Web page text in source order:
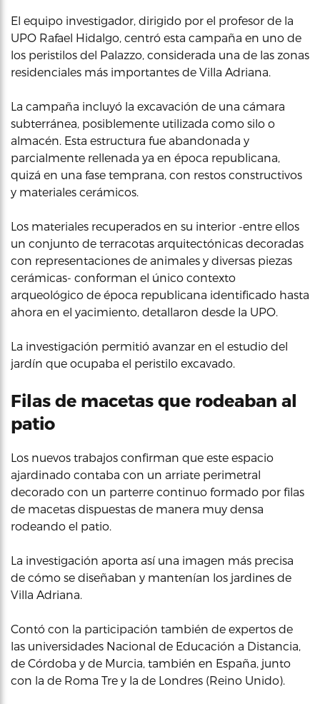
El equipo investigador, dirigido por el profesor de la
UPO Rafael Hidalgo, centró esta campaña en uno de
los peristilos del Palazzo, considerada una de las zonas
residenciales más importantes de Villa Adriana.
La campaña incluyó la excavación de una cámara
subterránea, posiblemente utilizada como silo o
almacén. Esta estructura fue abandonada y
parcialmente rellenada ya en época republicana,
quizá en una fase temprana, con restos constructivos
y materiales cerámicos.
Los materiales recuperados en su interior -entre ellos
un conjunto de terracotas arquitectónicas decoradas
con representaciones de animales y diversas piezas
cerámicas- conforman el único contexto
arqueológico de época republicana identificado hasta
ahora en el yacimiento, detallaron desde la UPO.
La investigación permitió avanzar en el estudio del
jardín que ocupaba el peristilo excavado.
Filas de macetas que rodeaban al
patio
Los nuevos trabajos confirman que este espacio
ajardinado contaba con un arriate perimetral
decorado con un parterre continuo formado por filas
de macetas dispuestas de manera muy densa
rodeando el patio.
La investigación aporta así una imagen más precisa
de cómo se diseñaban y mantenían los jardines de
Villa Adriana.
Contó con la participación también de expertos de
las universidades Nacional de Educación a Distancia,
de Córdoba y de Murcia, también en España, junto
con la de Roma Tre y la de Londres (Reino Unido).